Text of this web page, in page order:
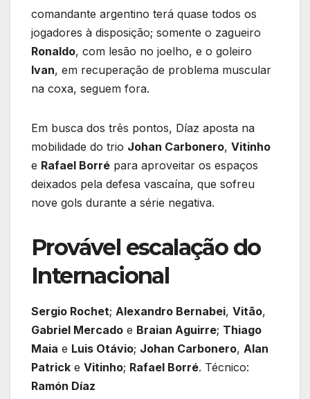
comandante argentino terá quase todos os
jogadores à disposição; somente o zagueiro
Ronaldo, com lesão no joelho, e o goleiro
Ivan, em recuperação de problema muscular
na coxa, seguem fora.
Em busca dos três pontos, Díaz aposta na
mobilidade do trio Johan Carbonero, Vitinho
e Rafael Borré para aproveitar os espaços
deixados pela defesa vascaína, que sofreu
nove gols durante a série negativa.
Provável escalação do
Internacional
Sergio Rochet; Alexandro Bernabei, Vitão,
Gabriel Mercado e Braian Aguirre; Thiago
Maia e Luis Otávio; Johan Carbonero, Alan
Patrick e Vitinho; Rafael Borré. Técnico:
Ramón Díaz